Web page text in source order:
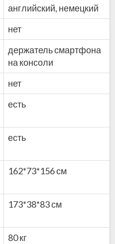
английский, немецкий
нет
держатель смартфона
на консоли
нет
есть
есть
162*73*156 см
173*38*83 см
80 кг